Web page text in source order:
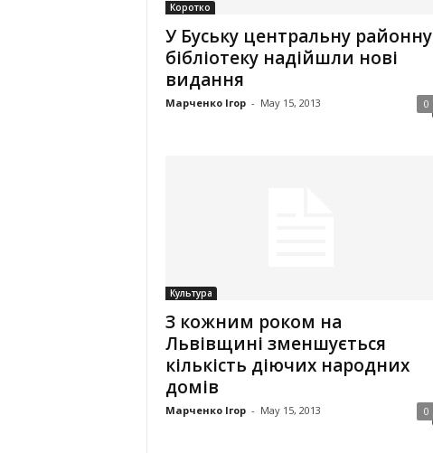
Коротко
У Буську центральну районну
бібліотеку надійшли нові
видання
Марченко Ігор - May 15, 2013 0
Культура
З кожним роком на
Львівщині зменшується
кількість діючих народних
домів
Марченко Ігор - May 15, 2013 0